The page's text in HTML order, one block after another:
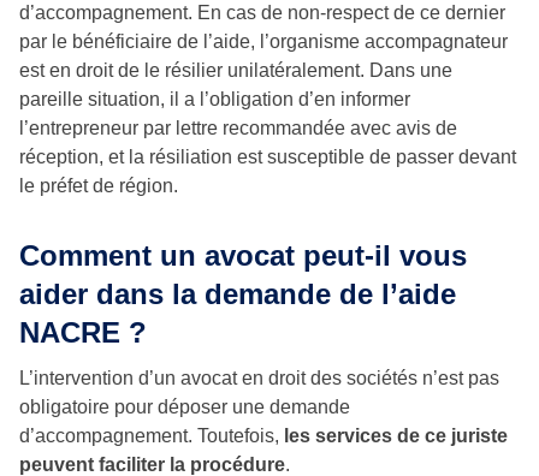
d’accompagnement. En cas de non-respect de ce dernier
par le bénéficiaire de l’aide, l’organisme accompagnateur
est en droit de le résilier unilatéralement. Dans une
pareille situation, il a l’obligation d’en informer
l’entrepreneur par lettre recommandée avec avis de
réception, et la résiliation est susceptible de passer devant
le préfet de région.
Comment un avocat peut-il vous
aider dans la demande de l’aide
NACRE ?
L’intervention d’un avocat en droit des sociétés n’est pas
obligatoire pour déposer une demande
d’accompagnement. Toutefois, les services de ce juriste
peuvent faciliter la procédure.